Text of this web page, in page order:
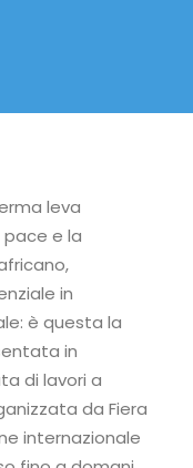
leva
e la
in
è questa la
in
di lavori a
da Fiera
internazionale